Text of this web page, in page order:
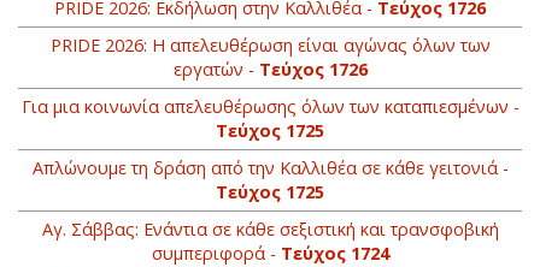
PRIDE 2026: Εκδήλωση στην Καλλιθέα - Τεύχος 1726
PRIDE 2026: Η απελευθέρωση είναι αγώνας όλων των
εργατών - Τεύχος 1726
Για μια κοινωνία απελευθέρωσης όλων των καταπιεσμένων -
Τεύχος 1725
Απλώνουμε τη δράση από την Καλλιθέα σε κάθε γειτονιά -
Τεύχος 1725
Αγ. Σάββας: Ενάντια σε κάθε σεξιστική και τρανσφοβική
συμπεριφορά - Τεύχος 1724